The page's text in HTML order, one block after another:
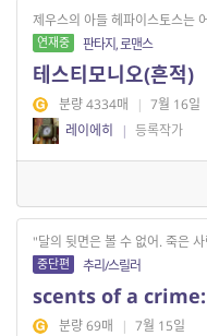
제우스의 아들 헤파이스토스는
연재중 판타지, 로맨스
테스티모니오(흔적)
분량 4334매 | 7월 16일
레이에히
| 등록작가
"달의 뒷면은 볼 수 없어. 죽은
중단편 추리/스릴러
scents of a crime:
분량 69매 | 7월 15일